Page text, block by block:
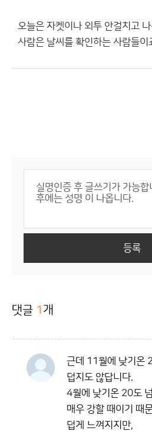
오늘은 자켓이나 외투 안걸치고
사람은 날씨를 확인하는 사람들이
등록
댓글 1 개
근데 11월에 낮기온
덥지도 않답니다.
4월에 낮기온 20도
매우 강할 때이기 때
덥게 느껴지지만,